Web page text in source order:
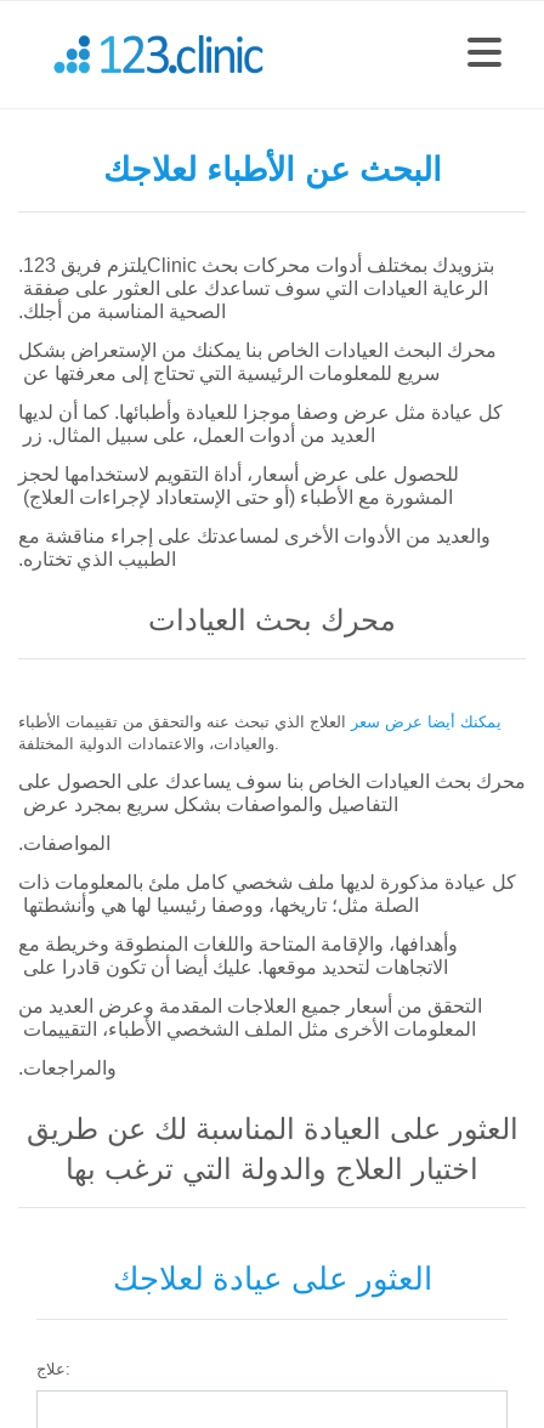
البحث عن الأطباء لعلاجك
يلتزم فريق 123.Clinic بتزويدك بمختلف أدوات محركات بحث
العيادات التي سوف تساعدك على العثور على صفقة الرعاية
الصحية المناسبة من أجلك.
محرك البحث العيادات الخاص بنا يمكنك من الإستعراض بشكل
سريع للمعلومات الرئيسية التي تحتاج إلى معرفتها عن
كل عيادة مثل عرض وصفا موجزا للعيادة وأطبائها. كما أن لديها
العديد من أدوات العمل، على سبيل المثال. زر
للحصول على عرض أسعار، أداة التقويم لاستخدامها لحجز
المشورة مع الأطباء (أو حتى الإستعاداد لإجراءات العلاج)
والعديد من الأدوات الأخرى لمساعدتك على إجراء مناقشة مع
الطبيب الذي تختاره.
محرك بحث العيادات
يمكنك أيضا عرض سعر
العلاج الذي تبحث عنه والتحقق من تقييمات الأطباء
والعيادات، والاعتمادات الدولية المختلفة.
محرك بحث العيادات الخاص بنا سوف يساعدك على الحصول على
التفاصيل والمواصفات بشكل سريع بمجرد عرض
المواصفات.
كل عيادة مذكورة لديها ملف شخصي كامل ملئ بالمعلومات ذات
الصلة مثل؛ تاريخها، ووصفا رئيسيا لها هي وأنشطتها
وأهدافها، والإقامة المتاحة واللغات المنطوقة وخريطة مع
الاتجاهات لتحديد موقعها. عليك أيضا أن تكون قادرا على
التحقق من أسعار جميع العلاجات المقدمة وعرض العديد من
المعلومات الأخرى مثل الملف الشخصي الأطباء، التقييمات
والمراجعات.
العثور على العيادة المناسبة لك عن طريق
اختيار العلاج والدولة التي ترغب بها
العثور على عيادة لعلاجك
علاج: